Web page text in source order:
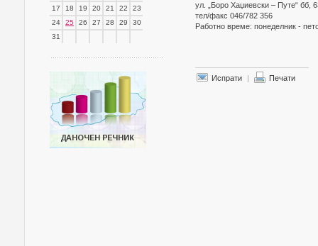
17
18 19 20 21 22
23
24
25 26 27 28 29
30
31
ул. „Боро Хаџиевски – Путе“ бб,
тел/факс 046/782 356
Работно време: понеделник -
Испрати | Печати